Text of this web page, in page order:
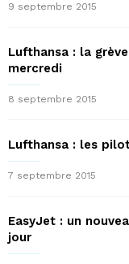
9 septembre 2015
Lufthansa : la
mercredi
8 septembre 2015
Lufthansa : les
7 septembre 2015
EasyJet : un
jour